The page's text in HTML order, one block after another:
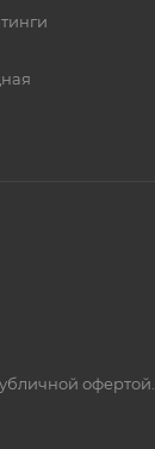
офертой.